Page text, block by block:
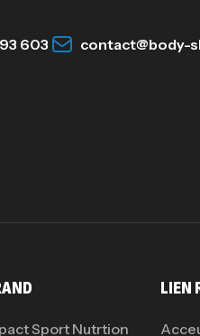
603 contact@body-
Sport Nutrtion
LIEN